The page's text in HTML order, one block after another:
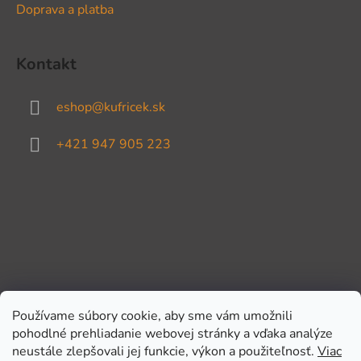
Používame súbory cookie, aby sme vám umožnili
pohodlné prehliadanie webovej stránky a vďaka analýze
neustále zlepšovali jej funkcie, výkon a použiteľnosť. Viac
Doprava a platba
Kontakt
eshop@kufricek.sk
+421 947 905 223
Prijímame online platby